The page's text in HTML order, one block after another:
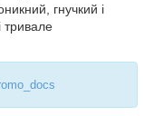
гнучкий і
тривале